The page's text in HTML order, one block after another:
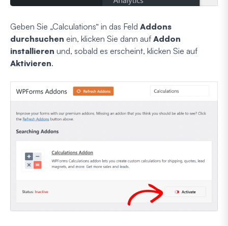
Geben Sie „Calculations“ in das Feld Addons
durchsuchen ein, klicken Sie dann auf Addon
installieren und, sobald es erscheint, klicken Sie auf
Aktivieren.